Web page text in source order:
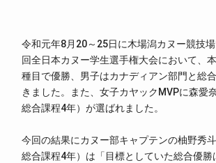
令和元年8月20～25日に木場潟カヌー競技
回全日本カヌー学生選手権大会において、
種目で優勝、男子はカナディアン部門と総
きました。また、女子カヤックMVPに森愛
総合課程4年）が選ばれました。
今回の結果にカヌー部キャプテンの柚野秀
総合課程4年）は「目標としていた総合優勝